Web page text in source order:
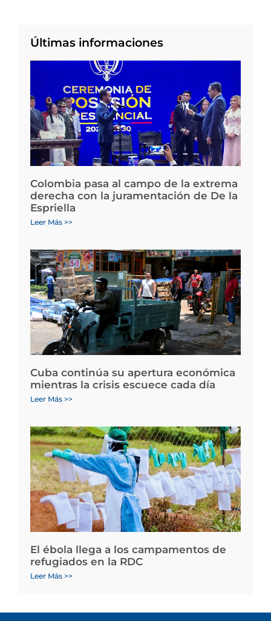
Últimas informaciones
Colombia pasa al campo de la extrema
derecha con la juramentación de De la
Espriella
Leer Más >>
Cuba continúa su apertura económica
mientras la crisis escuece cada día
Leer Más >>
El ébola llega a los campamentos de
refugiados en la RDC
Leer Más >>